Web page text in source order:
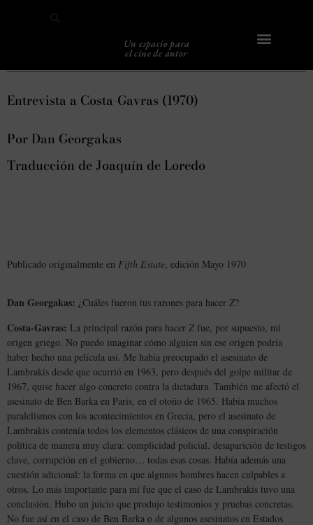
Un espacio para
el cine de autor
Entrevista a Costa Gavras (1970)
Por Dan Georgakas
Traducción de Joaquín de Loredo
Publicado originalmente en Fifth Estate, edición Mayo 1970
Dan Georgakas: ¿Cuáles fueron tus razones para hacer Z?
Costa-Gavras: La principal razón para hacer Z fue, por supuesto, mi
origen griego. No puedo imaginar cómo alguien sin ese origen podría
haber hecho una película así. Me había preocupado el asesinato de
Lambrakis desde que ocurrió en 1963, pero después del golpe militar de
1967, quise hacer algo concreto contra la dictadura. También me afectó el
asesinato de Ben Barka en París, en el otoño de 1965. Había muchos
paralelismos con los acontecimientos en Grecia, pero el asesinato de
Lambrakis contenía todos los elementos clásicos de una conspiración
política de manera muy clara: complicidad policial, desaparición de testigos
clave, corrupción en el gobierno… todas esas cosas. Había además una
cuestión adicional: la forma en que algunos hombres hacen culpables a
otros. Lo más importante para mí fue que el caso de Lambrakis tuvo una
conclusión. Hubo un juicio que produjo testimonios y pruebas concretas.
No fue así en el caso de Ben Barka o de algunos asesinatos en Estados